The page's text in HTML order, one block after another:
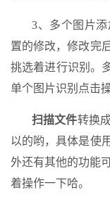
3、多个图片
置的修改，修改完
挑选着进行识别。
单个图片识别点击
扫描文件转换
以的哟，具体是使
外还有其他的功能
着操作一下哈。